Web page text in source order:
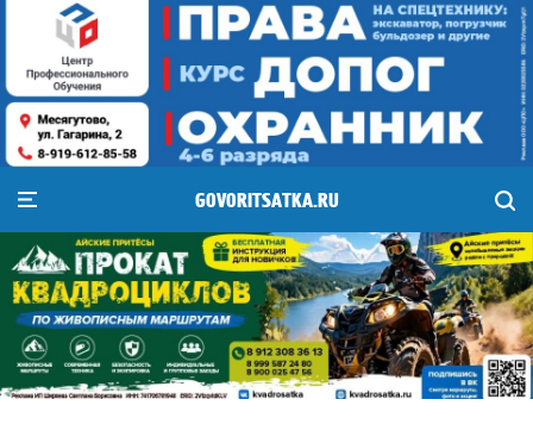
GOVORITSATKA.RU